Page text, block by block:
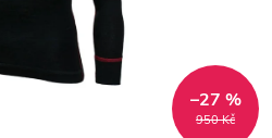
950 Kč
–27 %